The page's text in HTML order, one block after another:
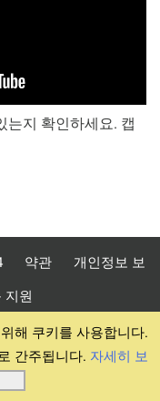
는지 확인하세요. 캡
약관 개인정보 보
지원
해 쿠키를 사용합니다.
간주됩니다. 자세히 보